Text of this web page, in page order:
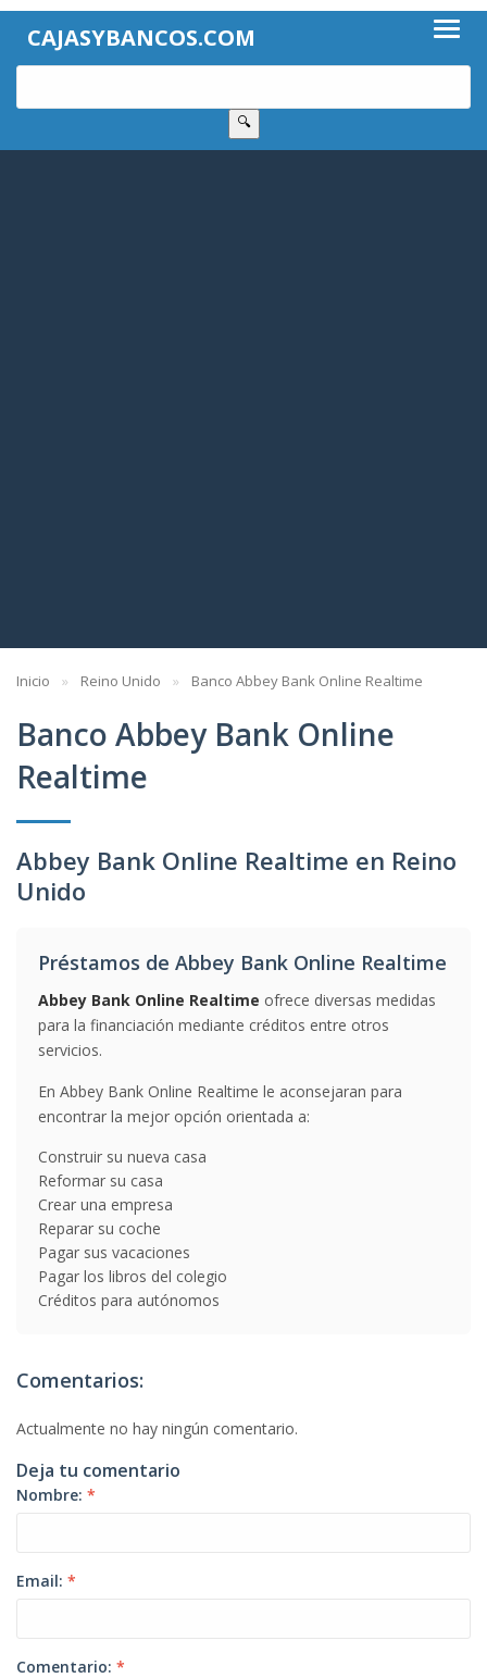
CAJASYBANCOS.COM
🔍
Inicio Reino Unido Banco Abbey Bank Online Realtime
Banco Abbey Bank Online
Realtime
Abbey Bank Online Realtime en Reino
Unido
Préstamos de Abbey Bank Online Realtime
Abbey Bank Online Realtime ofrece diversas medidas
para la financiación mediante créditos entre otros
servicios.
En Abbey Bank Online Realtime le aconsejaran para
encontrar la mejor opción orientada a:
Construir su nueva casa
Reformar su casa
Crear una empresa
Reparar su coche
Pagar sus vacaciones
Pagar los libros del colegio
Créditos para autónomos
Comentarios:
Actualmente no hay ningún comentario.
Deja tu comentario
Nombre: *
Email: *
Comentario: *